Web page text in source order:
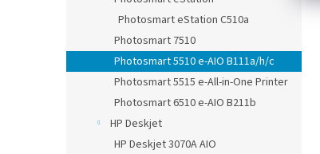
Photosmart eStation C510a
Photosmart 7510
Photosmart 5510 e-AIO B111a/h/c
Photosmart 5515 e-All-in-One Printer
Photosmart 6510 e-AIO B211b
HP Deskjet
HP Deskjet 3070A AIO